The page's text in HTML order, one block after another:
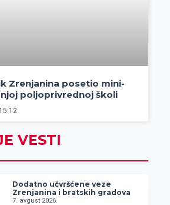
Zrenjanina posetio mini-
poljoprivrednoj školi
15:12
VESTI
Dodatno učvršćene veze
Zrenjanina i bratskih gradova
7. avgust 2026.